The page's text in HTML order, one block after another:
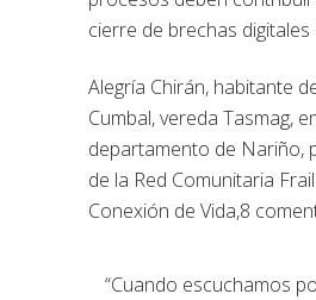
cierre de brechas digitales
Alegría Chirán, habitante
Cumbal, vereda Tasmag,
departamento de Nariño,
de la Red Comunitaria
Conexión de Vida,8
“Cuando escuchamos